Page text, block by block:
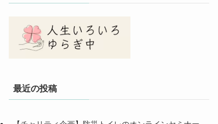
最近の投稿